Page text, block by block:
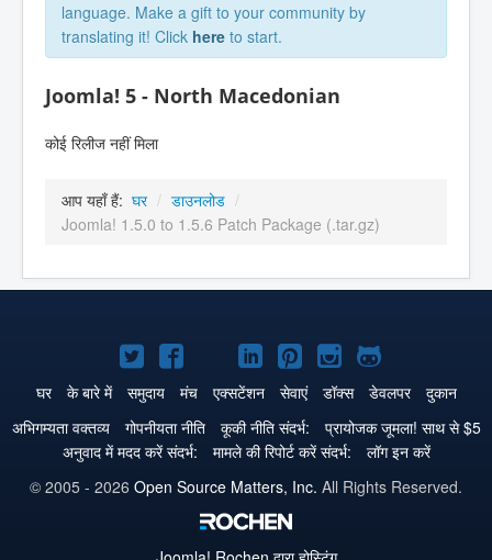
language. Make a gift to your community by
translating it! Click here to start.
Joomla! 5 - North Macedonian
कोई रिलीज नहीं मिला
आप यहाँ हैं: घर / डाउनलोड /
Joomla! 1.5.0 to 1.5.6 Patch Package (.tar.gz)
Joomla!
Twitter
पे
Joomla!
Facebook
पे
Joomla!
GitHub
Joomla!
LinkedIn
पे
Joomla!
Pinterest
पे
Joomla!
Instagram
पे
Joomla!
GitHub
पे
घर के बारे में समुदाय मंच एक्सटेंशन सेवाएं डॉक्स डेवलपर
दुकान
अभिगम्यता वक्तव्य
गोपनीयता नीति कूकी नीति संदर्भ:
प्रायोजक जूमला! साथ से $5
अनुवाद में मदद करें संदर्भ:
मामले की रिपोर्ट करें संदर्भ:
लॉग इन करें
© 2005 - 2026 Open Source Matters, Inc. All Rights Reserved.